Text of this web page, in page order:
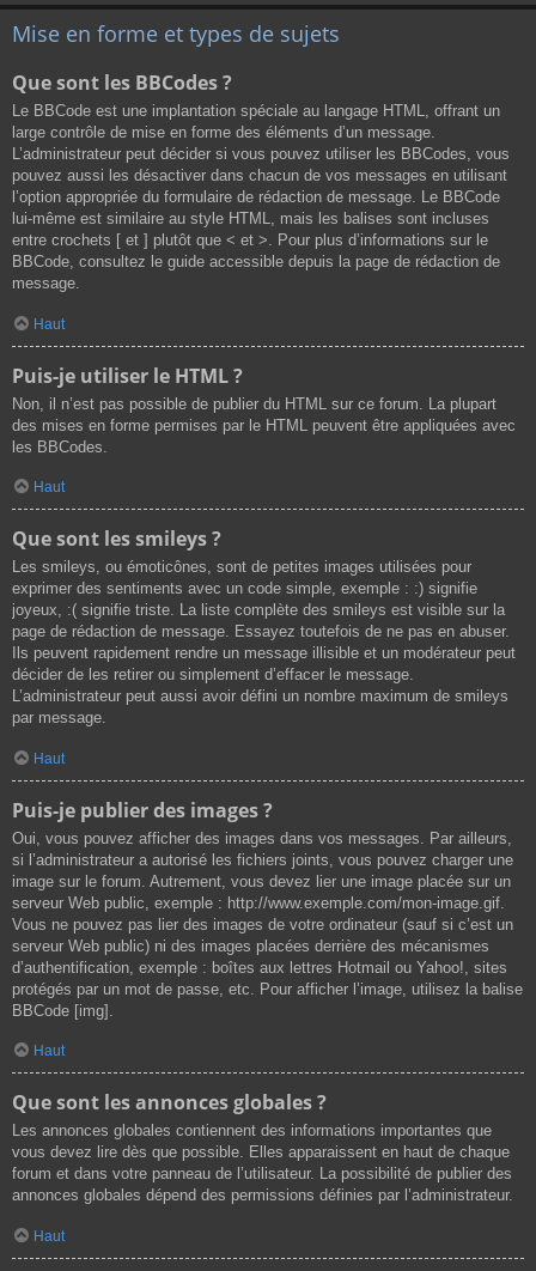
Mise en forme et types de sujets
Que sont les BBCodes ?
Le BBCode est une implantation spéciale au langage HTML, offrant un
large contrôle de mise en forme des éléments d’un message.
L’administrateur peut décider si vous pouvez utiliser les BBCodes, vous
pouvez aussi les désactiver dans chacun de vos messages en utilisant
l’option appropriée du formulaire de rédaction de message. Le BBCode
lui-même est similaire au style HTML, mais les balises sont incluses
entre crochets [ et ] plutôt que < et >. Pour plus d’informations sur le
BBCode, consultez le guide accessible depuis la page de rédaction de
message.
Haut
Puis-je utiliser le HTML ?
Non, il n’est pas possible de publier du HTML sur ce forum. La plupart
des mises en forme permises par le HTML peuvent être appliquées avec
les BBCodes.
Haut
Que sont les smileys ?
Les smileys, ou émoticônes, sont de petites images utilisées pour
exprimer des sentiments avec un code simple, exemple : :) signifie
joyeux, :( signifie triste. La liste complète des smileys est visible sur la
page de rédaction de message. Essayez toutefois de ne pas en abuser.
Ils peuvent rapidement rendre un message illisible et un modérateur peut
décider de les retirer ou simplement d’effacer le message.
L’administrateur peut aussi avoir défini un nombre maximum de smileys
par message.
Haut
Puis-je publier des images ?
Oui, vous pouvez afficher des images dans vos messages. Par ailleurs,
si l’administrateur a autorisé les fichiers joints, vous pouvez charger une
image sur le forum. Autrement, vous devez lier une image placée sur un
serveur Web public, exemple : http://www.exemple.com/mon-image.gif.
Vous ne pouvez pas lier des images de votre ordinateur (sauf si c’est un
serveur Web public) ni des images placées derrière des mécanismes
d’authentification, exemple : boîtes aux lettres Hotmail ou Yahoo!, sites
protégés par un mot de passe, etc. Pour afficher l’image, utilisez la balise
BBCode [img].
Haut
Que sont les annonces globales ?
Les annonces globales contiennent des informations importantes que
vous devez lire dès que possible. Elles apparaissent en haut de chaque
forum et dans votre panneau de l’utilisateur. La possibilité de publier des
annonces globales dépend des permissions définies par l’administrateur.
Haut